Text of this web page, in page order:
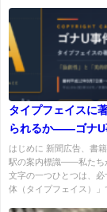
タイプフェイスに
られるか――ゴナU
「印刷用書体」著
ハードル
はじめに 新聞広告、書籍
駅の案内標識――私たち
文字の一つひとつは、
体（タイプフェイス）」